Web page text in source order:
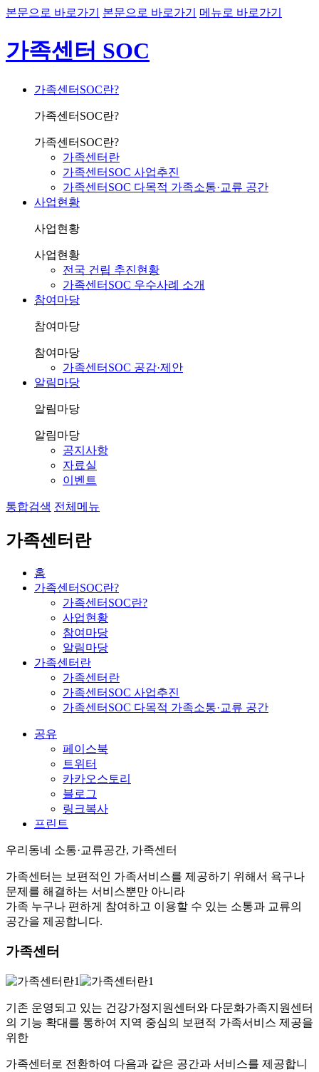
본문으로 바로가기 본문으로 바로가기 메뉴로 바로가기
가족센터 SOC
가족센터SOC란?
가족센터SOC란?
가족센터SOC란?
가족센터란
가족센터SOC 사업추진
가족센터SOC 다목적 가족소통·교류 공간
사업현황
사업현황
사업현황
전국 건립 추진현황
가족센터SOC 우수사례 소개
참여마당
참여마당
참여마당
가족센터SOC 공감·제안
알림마당
알림마당
알림마당
공지사항
자료실
이벤트
통합검색 전체메뉴
가족센터란
홈
가족센터SOC란?
가족센터SOC란?
사업현황
참여마당
알림마당
가족센터란
가족센터란
가족센터SOC 사업추진
가족센터SOC 다목적 가족소통·교류 공간
공유
페이스북
트위터
카카오스토리
블로그
링크복사
프린트
우리동네 소통·교류공간, 가족센터
가족센터는 보편적인 가족서비스를 제공하기 위해서 욕구나
문제를 해결하는 서비스뿐만 아니라
가족 누구나 편하게 참여하고 이용할 수 있는 소통과 교류의
공간을 제공합니다.
가족센터
기존 운영되고 있는 건강가정지원센터와 다문화가족지원센터
의 기능 확대를 통하여 지역 중심의 보편적 가족서비스 제공을
위한
가족센터로 전환하여 다음과 같은 공간과 서비스를 제공합니